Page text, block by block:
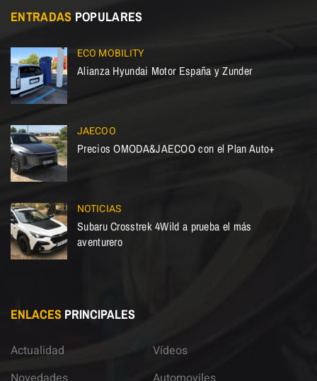
ENTRADAS POPULARES
ECO MOBILITY
Alianza Hyundai Motor España y Zunder
JAECOO
Precios OMODA&JAECOO con el Plan Auto+
NOTICIAS
Subaru Crosstrek 4Wild a prueba el más
aventurero
ENLACES PRINCIPALES
Actualidad
Vídeos